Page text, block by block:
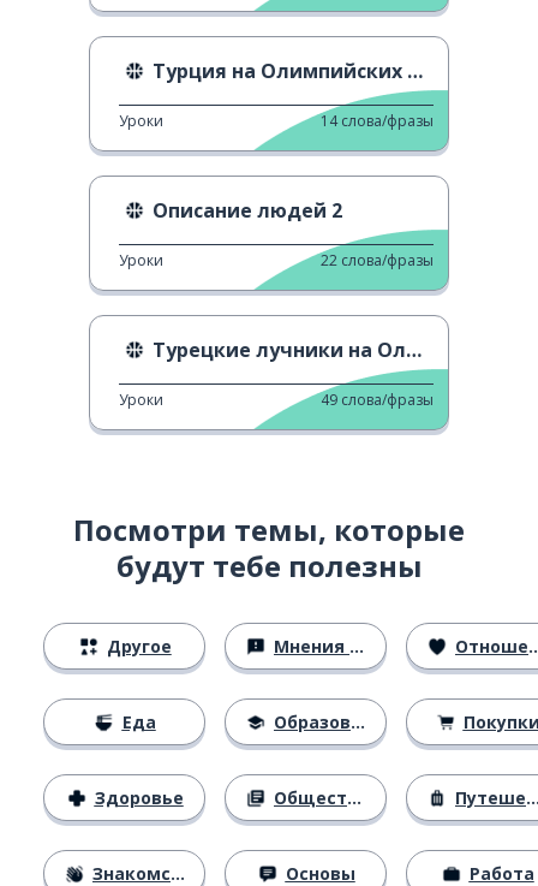
Турция на Олимпийских играх в Париже 2024
Уроки 14 слова/фразы
Описание людей 2
Уроки 22 слова/фразы
Турецкие лучники на Олимпийских играх
Уроки 49 слова/фразы
Посмотри темы, которые
будут тебе полезны
Другое
Еда
Здоровье
Знакомство
Мнения и убеждения
Образование
Общество
Основы
Отношения
Путешествия
Работа